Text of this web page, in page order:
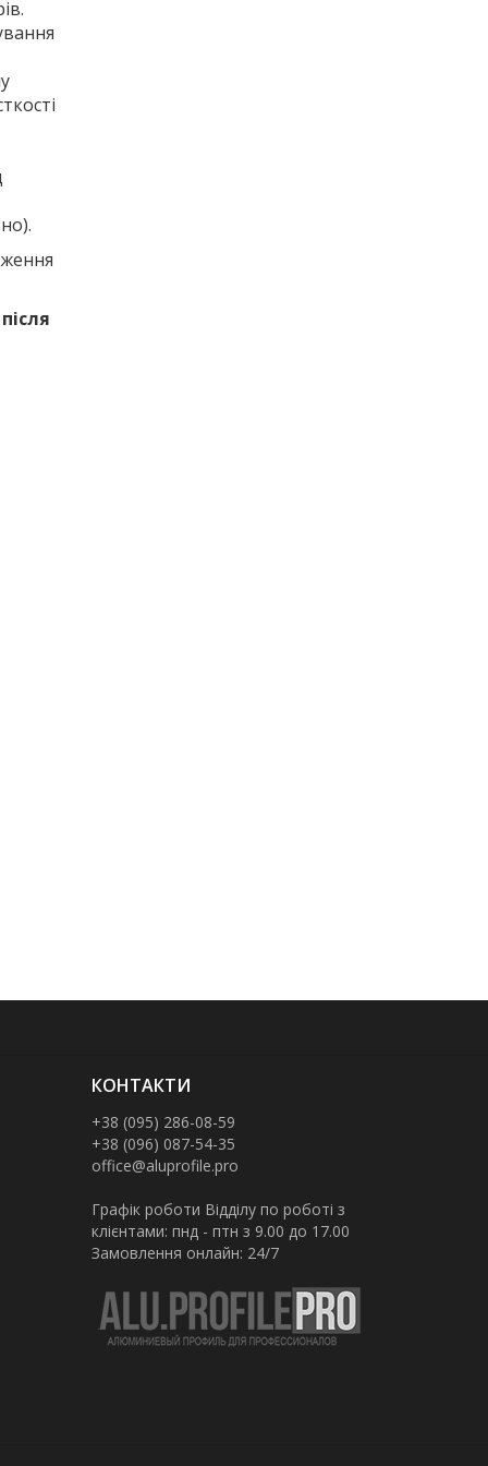
КОНТАКТИ
+38 (095) 286-08-59
+38 (096) 087-54-35
office@aluprofile.pro
Графік роботи Відділу по роботі з
клієнтами: пнд - птн з 9.00 до 17.00
Замовлення онлайн: 24/7